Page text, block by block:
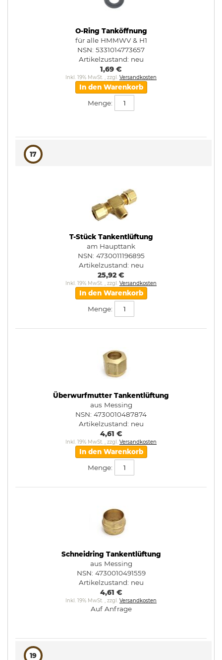
O-Ring Tanköffnung
für alle HMMWV & H1
NSN: 5331014773657
Artikelzustand: neu
1,69 €
Inkl. 19% MwSt. , zzgl. Versandkosten
In den Warenkorb
Menge:
17
T-Stück Tankentlüftung
am Haupttank
NSN: 4730011196895
Artikelzustand: neu
25,92 €
Inkl. 19% MwSt. , zzgl. Versandkosten
In den Warenkorb
Menge:
Überwurfmutter Tankentlüftung
aus Messing
NSN: 4730010487874
Artikelzustand: neu
4,61 €
Inkl. 19% MwSt. , zzgl. Versandkosten
In den Warenkorb
Menge:
Schneidring Tankentlüftung
aus Messing
NSN: 4730010491559
Artikelzustand: neu
4,61 €
Inkl. 19% MwSt. , zzgl. Versandkosten
Auf Anfrage
19